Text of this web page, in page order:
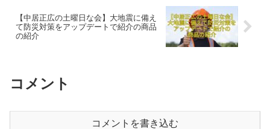
【中居正広の土曜日な会】大地震に備え
て防災対策をアップデートで紹介の商品
の紹介
コメント
コメントを書き込む